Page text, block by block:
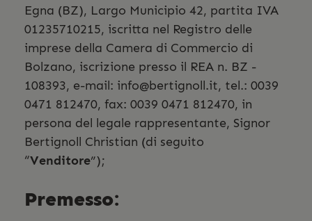
Egna (BZ), Largo Municipio 42, partita IVA
01235710215, iscritta nel Registro delle
imprese della Camera di Commercio di
Bolzano, iscrizione presso il REA n. BZ -
108393, e-mail: info@bertignoll.it, tel.: 0039
0471 812470, fax: 0039 0471 812470, in
persona del legale rappresentante, Signor
Bertignoll Christian (di seguito
“Venditore”);
Premesso: